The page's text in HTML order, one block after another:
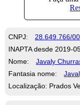
CNPJ: 28.649.766/
INAPTA desde 2019-
Nome:
Javaly
Fantasia nome:
Localização: Prados